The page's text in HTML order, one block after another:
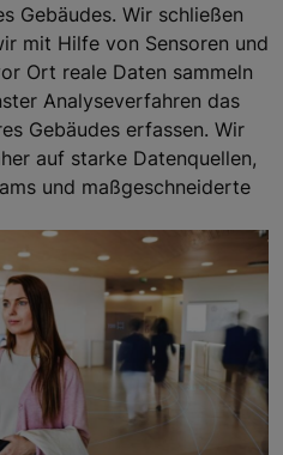
Gebäudes. Wir schließen
mit Hilfe von Sensoren und
Ort reale Daten sammeln
Analyseverfahren das
Gebäudes erfassen. Wir
auf starke Datenquellen,
und maßgeschneiderte